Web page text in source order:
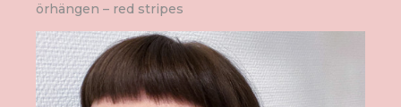
örhängen – red stripes